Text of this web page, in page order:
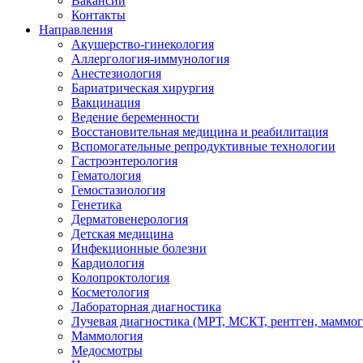
Контакты
Направления
Акушерство-гинекология
Аллергология-иммунология
Анестезиология
Бариатрическая хирургия
Вакцинация
Ведение беременности
Восстановительная медицина и реабилитация
Вспомогательные репродуктивные технологии
Гастроэнтерология
Гематология
Гемостазиология
Генетика
Дерматовенерология
Детская медицина
Инфекционные болезни
Кардиология
Колопроктология
Косметология
Лабораторная диагностика
Лучевая диагностика (МРТ, МСКТ, рентген,
Маммология
Медосмотры